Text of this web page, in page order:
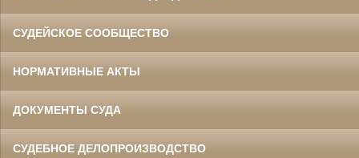
СУДЕЙСКОЕ СООБЩЕСТВО
НОРМАТИВНЫЕ АКТЫ
ДОКУМЕНТЫ СУДА
СУДЕБНОЕ ДЕЛОПРОИЗВОДСТВО